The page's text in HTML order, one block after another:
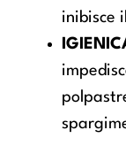
inibisce